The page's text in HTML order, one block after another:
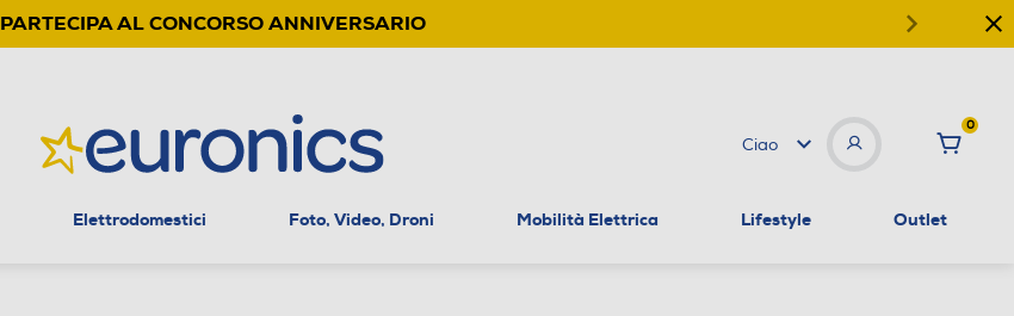
PARTECIPA AL CONCORSO ANNIVERSARIO
Ciao
0
Elettrodomestici Foto, Video, Droni Mobilità Elettrica Lifestyle Outlet